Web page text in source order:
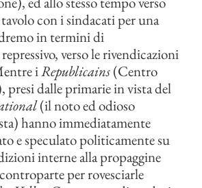
con i sindacati per una
in termini di
verso le rivendicazioni
iRepublicains(Centro
presi dalle primarie in vista del
(il noto ed odioso
hanno immediatamente
e speculato politicamente su
interne alla propaggine
per rovesciarle